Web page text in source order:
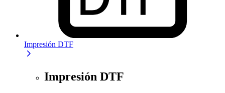
Impresión DTF
Impresión DTF